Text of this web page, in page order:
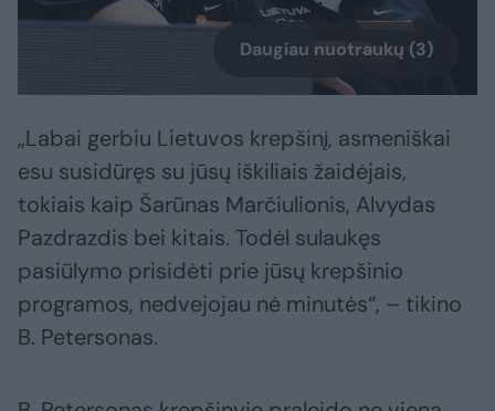
Daugiau nuotraukų (3)
„Labai gerbiu Lietuvos krepšinį, asmeniškai
esu susidūręs su jūsų iškiliais žaidėjais,
tokiais kaip Šarūnas Marčiulionis, Alvydas
Pazdrazdis bei kitais. Todėl sulaukęs
pasiūlymo prisidėti prie jūsų krepšinio
programos, nedvejojau nė minutės“, – tikino
B. Petersonas.